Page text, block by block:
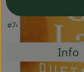
#74086 9,90 €/ Stück
Info